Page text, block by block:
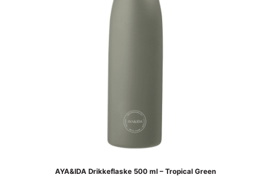
AYA&IDA Drikkeflaske 500 ml – Tropical Green